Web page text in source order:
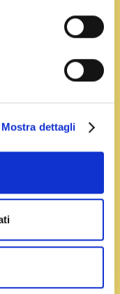
Mostra dettagli
solo la parte
appassire 3/4
poi salate e